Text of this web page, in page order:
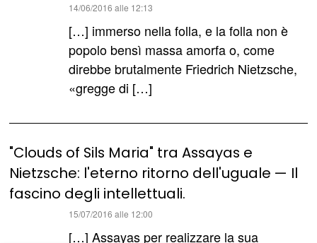
14/06/2016 alle 12:13
[…] immerso nella folla, e la folla non è
popolo bensì massa amorfa o, come
direbbe brutalmente Friedrich Nietzsche,
«gregge di […]
"Clouds of Sils Maria" tra Assayas e
Nietzsche: l'eterno ritorno dell'uguale — Il
fascino degli intellettuali.
15/07/2016 alle 12:00
[…] Assayas per realizzare la sua